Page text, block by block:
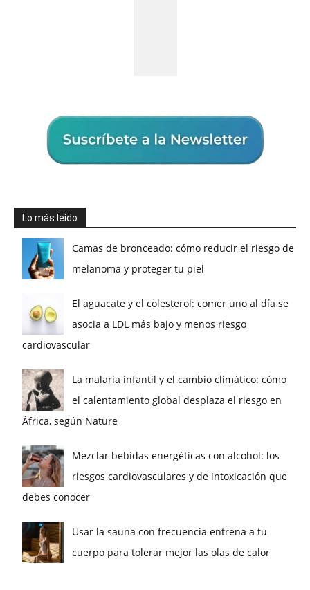
Lo más leído
Camas de bronceado: cómo reducir el riesgo de
melanoma y proteger tu piel
El aguacate y el colesterol: comer uno al día se
asocia a LDL más bajo y menos riesgo
cardiovascular
La malaria infantil y el cambio climático: cómo
el calentamiento global desplaza el riesgo en
África, según Nature
Mezclar bebidas energéticas con alcohol: los
riesgos cardiovasculares y de intoxicación que
debes conocer
Usar la sauna con frecuencia entrena a tu
cuerpo para tolerar mejor las olas de calor